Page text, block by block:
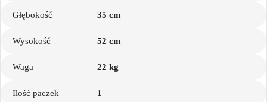
Głębokość 35 cm
Wysokość 52 cm
Waga 22 kg
Ilość paczek 1